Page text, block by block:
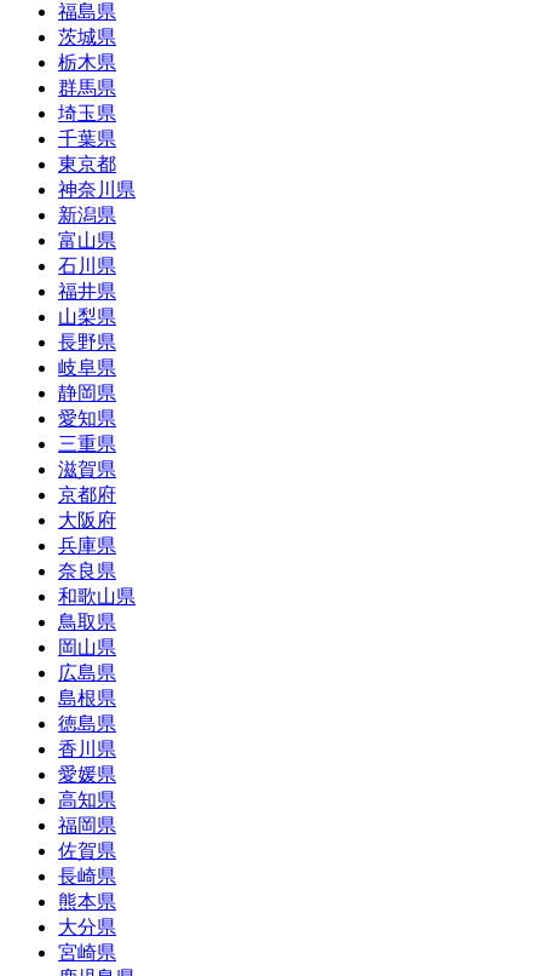
福島県
茨城県
栃木県
群馬県
埼玉県
千葉県
東京都
神奈川県
新潟県
富山県
石川県
福井県
山梨県
長野県
岐阜県
静岡県
愛知県
三重県
滋賀県
京都府
大阪府
兵庫県
奈良県
和歌山県
鳥取県
岡山県
広島県
島根県
徳島県
香川県
愛媛県
高知県
福岡県
佐賀県
長崎県
熊本県
大分県
宮崎県